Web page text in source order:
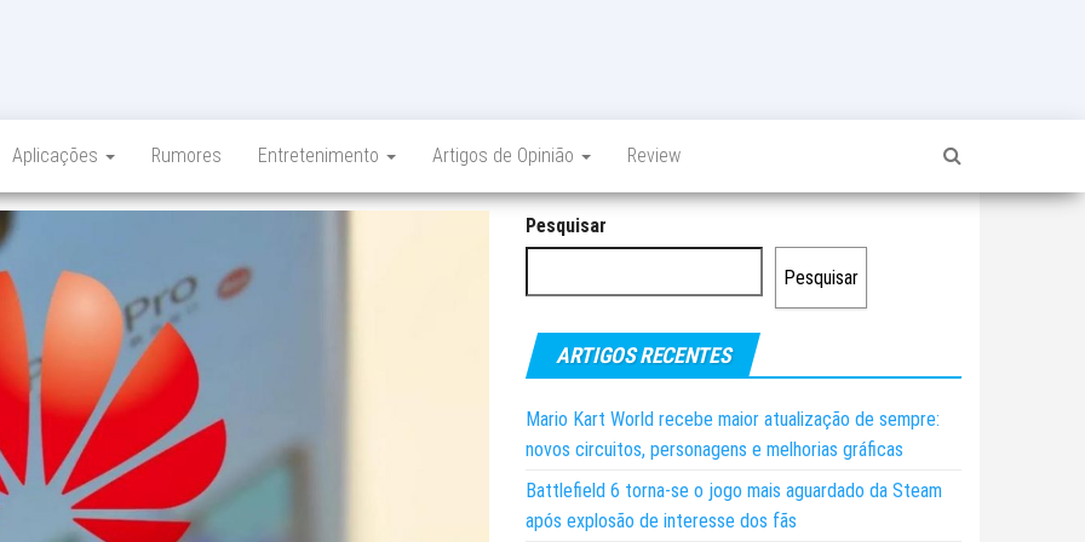
Aplicações Rumores Entretenimento Artigos de Opinião Review
Pesquisar
Pesquisar
ARTIGOS RECENTES
Mario Kart World recebe maior atualização de sempre:
novos circuitos, personagens e melhorias gráficas
Battlefield 6 torna-se o jogo mais aguardado da Steam
após explosão de interesse dos fãs